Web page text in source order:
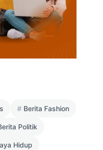
Berita Fashion
Politik
Hidup